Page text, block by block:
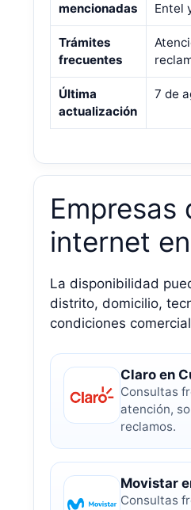
mencionadas
Entel
Trámites
frecuentes
Última
actualización
7 de
Empresas
internet
La disponibilidad
distrito, domicilio,
condiciones
Claro en
Consultas
atención,
reclamos.
Movistar
Consultas